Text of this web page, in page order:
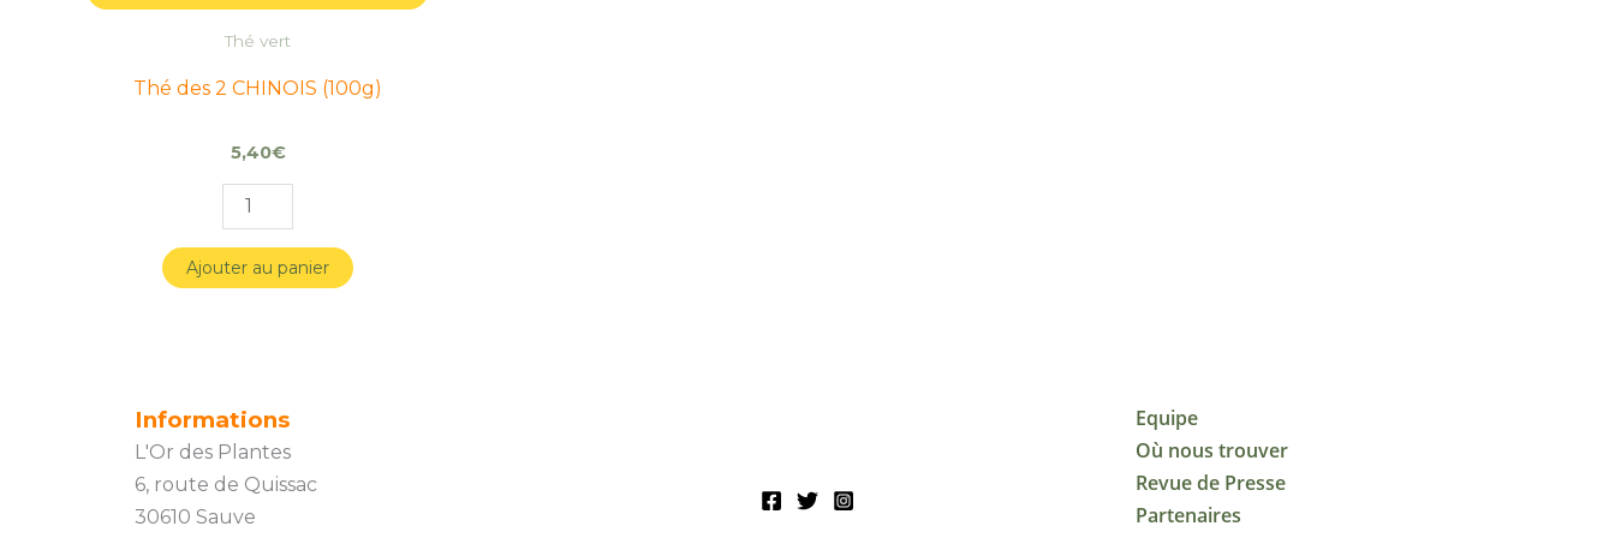
Thé vert
Thé des 2 CHINOIS (100g)
5,40€
Ajouter au panier
Informations
L'Or des Plantes
6, route de Quissac
30610 Sauve
Equipe
Où nous trouver
Revue de Presse
Partenaires